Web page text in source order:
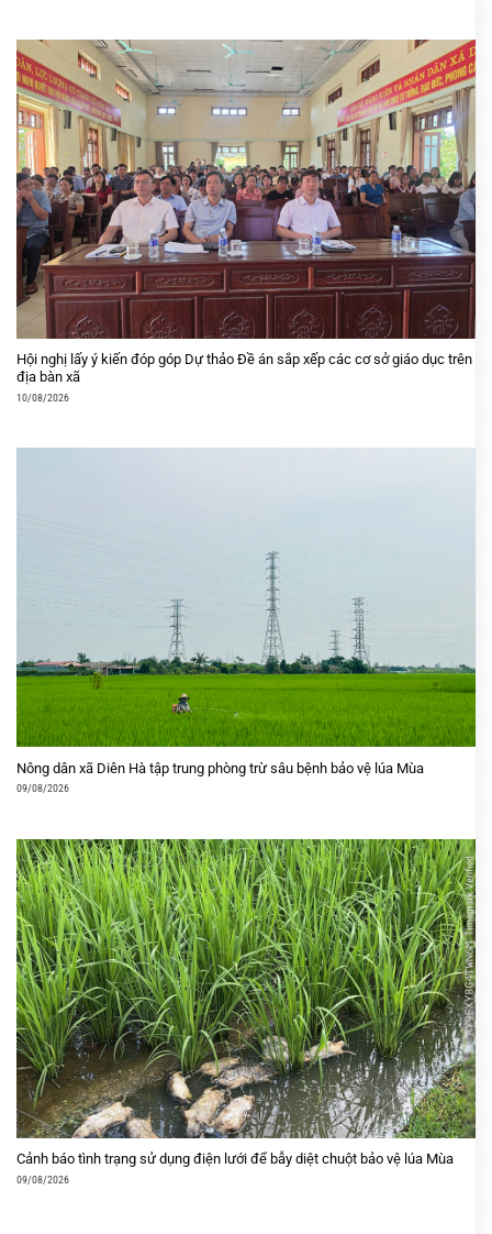
Hội nghị lấy ý kiến đóp góp Dự thảo Đề án sắp xếp các cơ sở giáo dục trên
địa bàn xã
10/08/2026
Nông dân xã Diên Hà tập trung phòng trừ sâu bệnh bảo vệ lúa Mùa
09/08/2026
Cảnh báo tình trạng sử dụng điện lưới để bẫy diệt chuột bảo vệ lúa Mùa
09/08/2026